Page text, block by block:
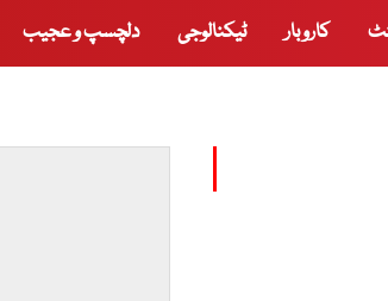
کاروبار ٹیکنالوجی دلچسپ و عجیب